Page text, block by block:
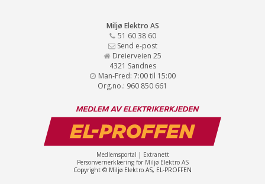
Miljø Elektro AS
51 60 38 60
Send e-post
Dreierveien 25
4321 Sandnes
Man-Fred: 7:00 til 15:00
Org.no.: 960 850 661
Medlemsportal | Extranett
Personvernerklæring for Miljø Elektro AS
Copyright © Miljø Elektro AS, EL-PROFFEN